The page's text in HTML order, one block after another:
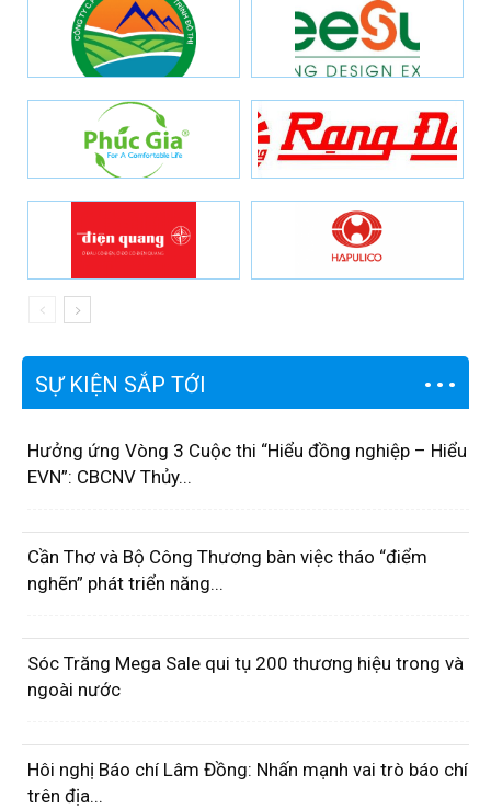
SỰ KIỆN SẮP TỚI
Hưởng ứng Vòng 3 Cuộc thi “Hiểu đồng nghiệp – Hiểu
EVN”: CBCNV Thủy...
Cần Thơ và Bộ Công Thương bàn việc tháo “điểm
nghẽn” phát triển năng...
Sóc Trăng Mega Sale qui tụ 200 thương hiệu trong và
ngoài nước
Hôi nghị Báo chí Lâm Đồng: Nhấn mạnh vai trò báo chí
trên địa...